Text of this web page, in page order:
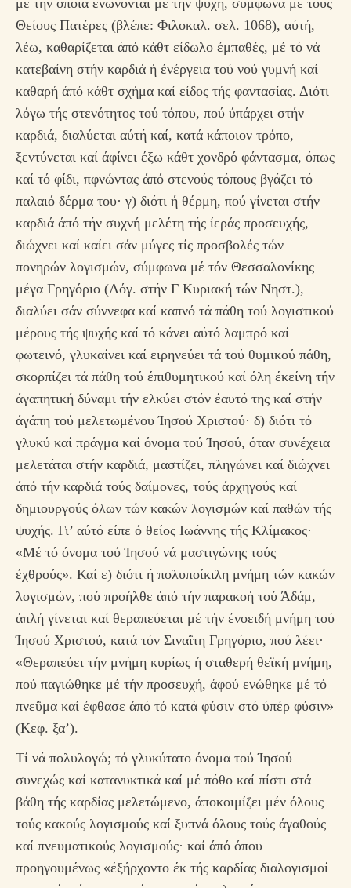
μέ τήν όποια ένώνονται μέ τήν ψυχή, σύμφωνα μέ τούς
Θείους Πατέρες (βλέπε: Φιλοκαλ. σελ. 1068), αύτή,
λέω, καθαρίζεται άπό κάθτ είδωλο έμπαθές, μέ τό νά
κατεβαίνη στήν καρδιά ή ένέργεια τού νού γυμνή καί
καθαρή άπό κάθτ σχήμα καί είδος τής φαντασίας. Διότι
λόγω τής στενότητος τού τόπου, πού ύπάρχει στήν
καρδιά, διαλύεται αύτή καί, κατά κάποιον τρόπο,
ξεντύνεται καί άφίνει έξω κάθτ χονδρό φάντασμα, όπως
καί τό φίδι, πφνώντας άπό στενούς τόπους βγάζει τό
παλαιό δέρμα του· γ) διότι ή θέρμη, πού γίνεται στήν
καρδιά άπό τήν συχνή μελέτη τής ίεράς προσευχής,
διώχνει καί καίει σάν μύγες τίς προσβολές τών
πονηρών λογισμών, σύμφωνα μέ τόν Θεσσαλονίκης
μέγα Γρηγόριο (Λόγ. στήν Γ Κυριακή τών Νηστ.),
διαλύει σάν σύννεφα καί καπνό τά πάθη τού λογιστικού
μέρους τής ψυχής καί τό κάνει αύτό λαμπρό καί
φωτεινό, γλυκαίνει καί ειρηνεύει τά τού θυμικού πάθη,
σκορπίζει τά πάθη τού έπιθυμητικού καί όλη έκείνη τήν
άγαπητική δύναμι τήν ελκύει στόν έαυτό της καί στήν
άγάπη τού μελετωμένου Ίησού Χριστού· δ) διότι τό
γλυκύ καί πράγμα καί όνομα τού Ίησού, όταν συνέχεια
μελετάται στήν καρδιά, μαστίζει, πληγώνει καί διώχνει
άπό τήν καρδιά τούς δαίμονες, τούς άρχηγούς καί
δημιουργούς όλων τών κακών λογισμών καί παθών τής
ψυχής. Γι’ αύτό είπε ό θείος Ιωάννης τής Κλίμακος·
«Μέ τό όνομα τού Ίησού νά μαστιγώνης τούς
έχθρούς». Καί ε) διότι ή πολυποίκιλη μνήμη τών κακών
λογισμών, πού προήλθε άπό τήν παρακοή τού Άδάμ,
άπλή γίνεται καί θεραπεύεται μέ τήν ένοειδή μνήμη τού
Ίησού Χριστού, κατά τόν Σιναΐτη Γρηγόριο, πού λέει·
«Θεραπεύει τήν μνήμη κυρίως ή σταθερή θεϊκή μνήμη,
πού παγιώθηκε μέ τήν προσευχή, άφού ενώθηκε μέ τό
πνεΰμα καί έφθασε άπό τό κατά φύσιν στό ύπέρ φύσιν»
(Κεφ. ξα’).
Τί νά πολυλογώ; τό γλυκύτατο όνομα τού Ίησού
συνεχώς καί κατανυκτικά καί μέ πόθο καί πίστι στά
βάθη τής καρδίας μελετώμενο, άποκοιμίζει μέν όλους
τούς κακούς λογισμούς καί ξυπνά όλους τούς άγαθούς
καί πνευματικούς λογισμούς· καί άπό όπου
προηγουμένως «έξήρχοντο έκ τής καρδίας διαλογισμοί